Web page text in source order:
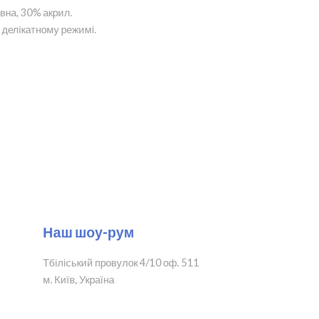
30% акрил.
режимі.
Наш шоу-рум
Тбіліський провулок 4/10 оф. 511
м. Київ, Україна